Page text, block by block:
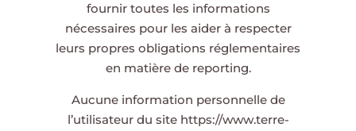
fournir toutes les informations
nécessaires pour les aider à respecter
leurs propres obligations réglementaires
en matière de reporting.
Aucune information personnelle de
l’utilisateur du site https://www.terre-